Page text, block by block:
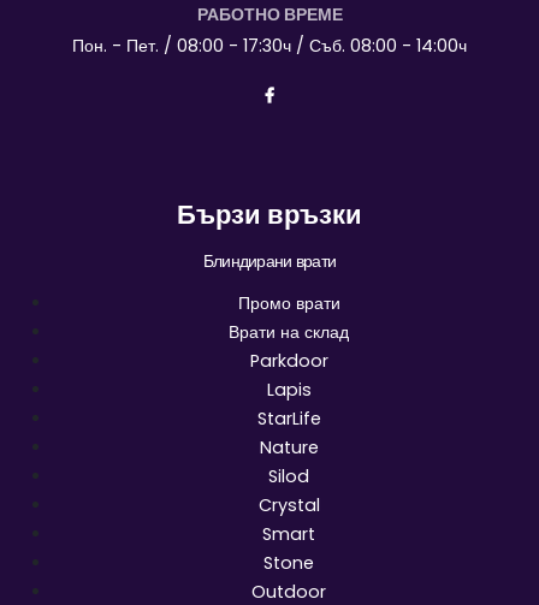
РАБОТНО ВРЕМЕ
Пон. - Пет. / 08:00 - 17:30ч / Съб. 08:00 - 14:00ч
Бързи връзки
Блиндирани врати
Промо врати
Врати на склад
Parkdoor
Lapis
StarLife
Nature
Silod
Crystal
Smart
Stone
Outdoor